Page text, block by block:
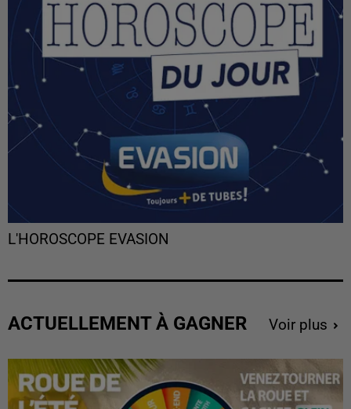
L'HOROSCOPE EVASION
ACTUELLEMENT À GAGNER Voir plus